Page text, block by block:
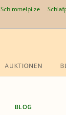
Schimmelpilze
AUKTIONEN
BLOG